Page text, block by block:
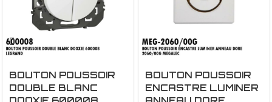
BOUTON POUSSOIR
DOUBLE BLANC
BOUTON POUSSOIR
ENCASTRE LUMINER